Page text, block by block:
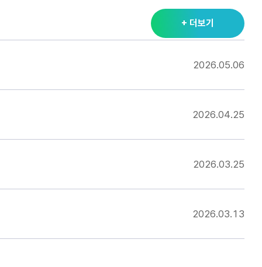
+ 더보기
2026.05.06
2026.04.25
2026.03.25
2026.03.13